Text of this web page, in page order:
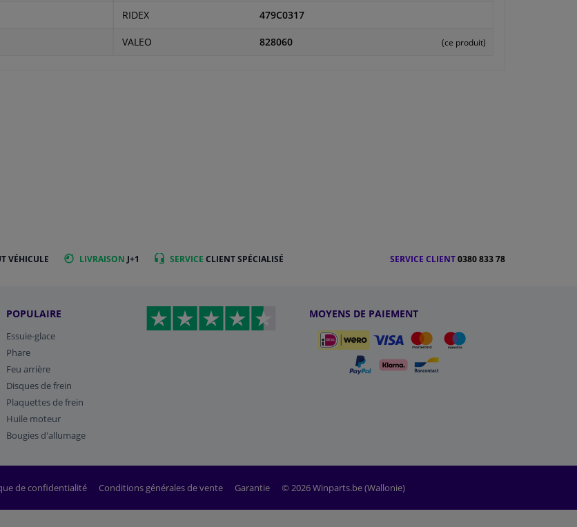
RIDEX 479C0317
VALEO 828060 (ce produit)
VÉHICULE LIVRAISON J+1 SERVICE CLIENT SPÉCIALISÉ SERVICE CLIENT0380 833 78
POPULAIRE
Essuie-glace
Phare
Feu arrière
Disques de frein
Plaquettes de frein
Huile moteur
Bougies d'allumage
MOYENS DE PAIEMENT
de confidentialité Conditions générales de vente Garantie © 2026 Winparts.be (Wallonie)